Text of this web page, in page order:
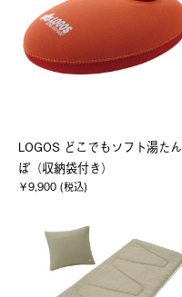
LOGOS どこでもソフト湯たん
ぽ（収納袋付き）
￥9,900 (税込)